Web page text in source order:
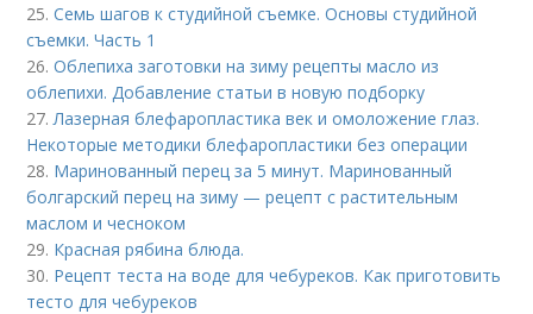
25.Семь шагов к студийной съемке. Основы студийной
съемки. Часть 1
26.Облепиха заготовки на зиму рецепты масло из
облепихи. Добавление статьи в новую подборку
27.Лазерная блефаропластика век и омоложение глаз.
Некоторые методики блефаропластики без операции
28. Маринованный перец за 5 минут. Маринованный
болгарский перец на зиму — рецепт с растительным
маслом и чесноком
29. Красная рябина блюда.
30. Рецепт теста на воде для чебуреков. Как приготовить
тесто для чебуреков